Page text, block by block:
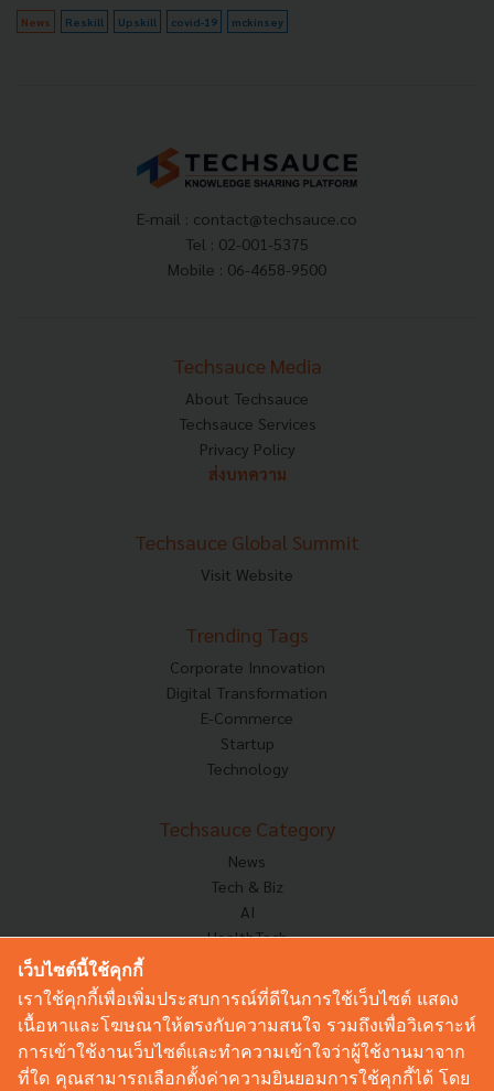
News Reskill Upskill covid-19 mckinsey
E-mail : contact@techsauce.co
Tel : 02-001-5375
Mobile : 06-4658-9500
Techsauce Media
About Techsauce
Techsauce Services
Privacy Policy
ส่งบทความ
Techsauce Global Summit
Visit Website
Trending Tags
Corporate Innovation
Digital Transformation
E-Commerce
Startup
Technology
Techsauce Category
News
Tech & Biz
AI
HealthTech
Corp Innov
Saucy Thoughts
Sustainable
เว็บไซต์นี้ใช้คุกกี้
เราใช้คุกกี้เพื่อเพิ่มประสบการณ์ที่ดีในการใช้เว็บไซต์ แสดง
เนื้อหาและโฆษณาให้ตรงกับความสนใจ รวมถึงเพื่อวิเคราะห์
การเข้าใช้งานเว็บไซต์และทำความเข้าใจว่าผู้ใช้งานมาจาก
ที่ใด คุณสามารถเลือกตั้งค่าความยินยอมการใช้คุกกี้ได้ โดย